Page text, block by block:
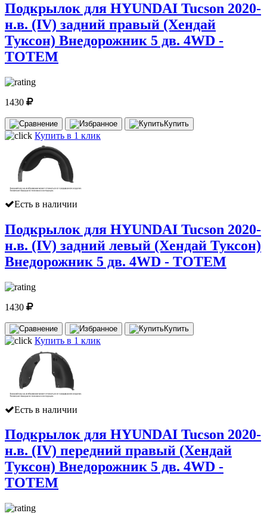
Подкрылок для HYUNDAI Tucson 2020-
н.в. (IV) задний правый (Хендай
Туксон) Внедорожник 5 дв. 4WD -
TOTEM
1430
Купить
Купить в 1 клик
Есть в наличии
Подкрылок для HYUNDAI Tucson 2020-
н.в. (IV) задний левый (Хендай Туксон)
Внедорожник 5 дв. 4WD - TOTEM
1430
Купить
Купить в 1 клик
Есть в наличии
Подкрылок для HYUNDAI Tucson 2020-
н.в. (IV) передний правый (Хендай
Туксон) Внедорожник 5 дв. 4WD -
TOTEM